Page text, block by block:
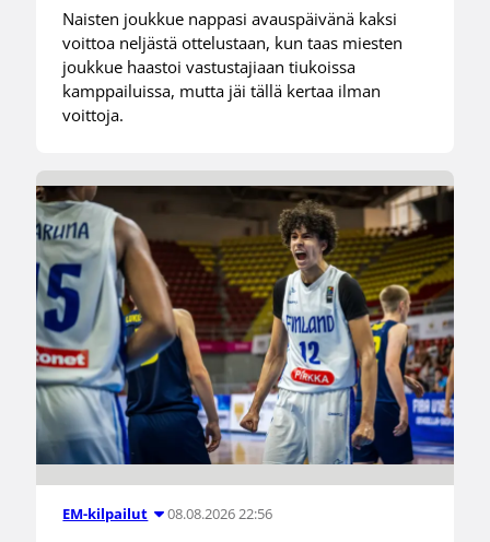
Naisten joukkue nappasi avauspäivänä kaksi
voittoa neljästä ottelustaan, kun taas miesten
joukkue haastoi vastustajiaan tiukoissa
kamppailuissa, mutta jäi tällä kertaa ilman
voittoja.
EM-kilpailut 08.08.2026 22:56